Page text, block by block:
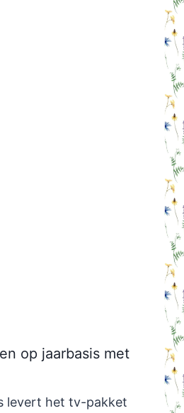
op jaarbasis met
levert het tv-pakket